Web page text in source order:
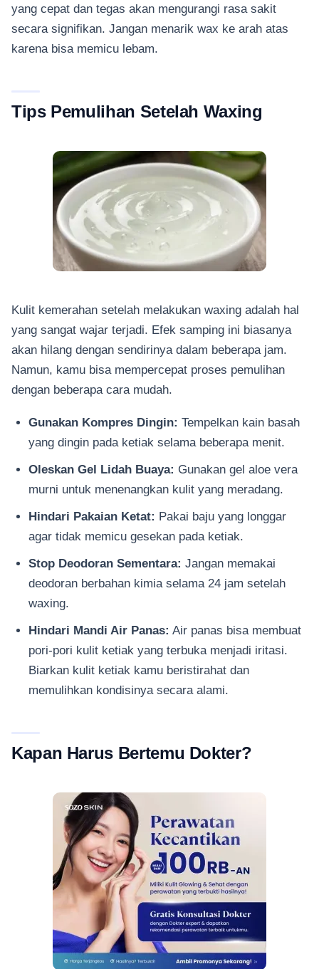
yang cepat dan tegas akan mengurangi rasa sakit
secara signifikan. Jangan menarik wax ke arah atas
karena bisa memicu lebam.
Tips Pemulihan Setelah Waxing
Kulit kemerahan setelah melakukan waxing adalah hal
yang sangat wajar terjadi. Efek samping ini biasanya
akan hilang dengan sendirinya dalam beberapa jam.
Namun, kamu bisa mempercepat proses pemulihan
dengan beberapa cara mudah.
Gunakan Kompres Dingin: Tempelkan kain basah
yang dingin pada ketiak selama beberapa menit.
Oleskan Gel Lidah Buaya: Gunakan gel aloe vera
murni untuk menenangkan kulit yang meradang.
Hindari Pakaian Ketat: Pakai baju yang longgar
agar tidak memicu gesekan pada ketiak.
Stop Deodoran Sementara: Jangan memakai
deodoran berbahan kimia selama 24 jam setelah
waxing.
Hindari Mandi Air Panas: Air panas bisa membuat
pori-pori kulit ketiak yang terbuka menjadi iritasi.
Biarkan kulit ketiak kamu beristirahat dan
memulihkan kondisinya secara alami.
Kapan Harus Bertemu Dokter?